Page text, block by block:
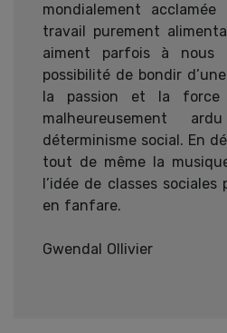
mondialement
travail purement
aiment parfois à nous
possibilité de bondir
la passion et la
malheureusement
déterminisme social. En
tout de même la
l’idée de classes
en fanfare.
Gwendal Ollivier